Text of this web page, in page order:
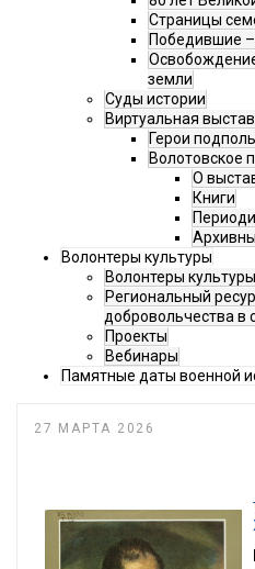
Страницы
Победившие
земли
Суды истории
Виртуальная
Герои
Волотовское
О
Книги
Волонтеры культуры
Волонтеры культуры
Региональный
добровольчества в
Проекты
Вебинары
Памятные даты военной
27 МАРТА 2026